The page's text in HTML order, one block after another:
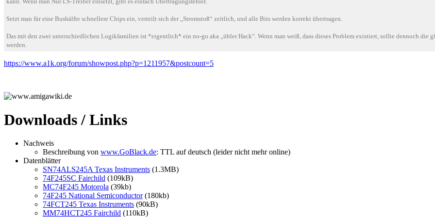
Setzt man für eine Bushälfte schnellere Chips ein, verteilt sich der „Stromstoß“ zeitlich, und alle Bits werden korrekt übertragen.
Das mit den zwei unterschiedlichen Logikfamilien ist *eigentlich* ein no-go aka „übler Hack“. Wenn man weiß, dass dieses Problem existiert, sollte dennoch
werden.
https://www.a1k.org/forum/showpost.php?p=1211957&postcount=5
Downloads / Links
Nachweis
Beschreibung von www.GoBlack.de: TTL auf deutsch (leider nicht mehr online)
Datenblätter
SN74ALS245A Texas Instruments (1.3MB)
74F245SC Fairchild (109kB)
MC74F245 Motorola (39kb)
74F245 National Semiconductor(180kb)
74FCT245 Texas Instruments (90kB)
MM74HCT245 Fairchild (110kB)